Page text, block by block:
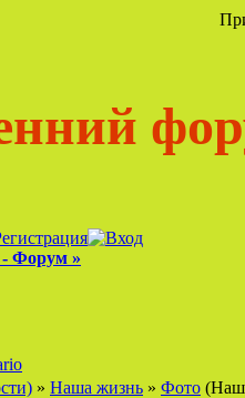
Форум »
» Наша жизнь » Фото